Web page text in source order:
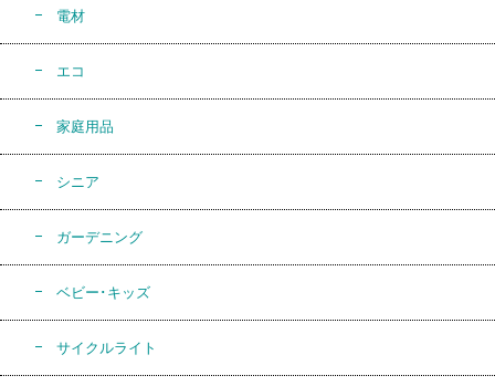
電材
エコ
家庭用品
シニア
ガーデニング
ベビー･キッズ
サイクルライト